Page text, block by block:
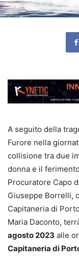
A seguito della
Furore nella
collisione tra due
donna e il
Procuratore Capo
Giuseppe Borrelli,
Capitaneria di
Maria Daconto,
agosto 2023 alle
Capitaneria di